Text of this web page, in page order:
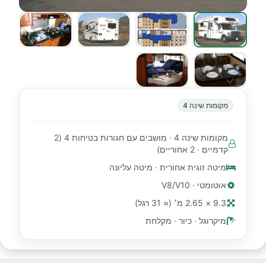
מקומות שינה 4
מקומות שינה 4 · מושבים עם חגורות בטיחות 4 (2
קדמיים · 2 אחוריים)
מיטה זוגית אחורית · מיטה עליונה
אוטומטי · V8/V10
9.3 × 2.65 מ׳ (≈ 31 רגל)
מיקרוגל · כיור · מקלחת